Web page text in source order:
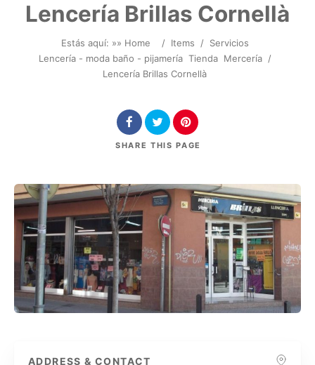
Lencería Brillas Cornellà
Estás aquí: »» Home / Items / Servicios
Lencería - moda baño - pijamería Tienda Mercería /
Lencería Brillas Cornellà
SHARE THIS PAGE
ADDRESS & CONTACT